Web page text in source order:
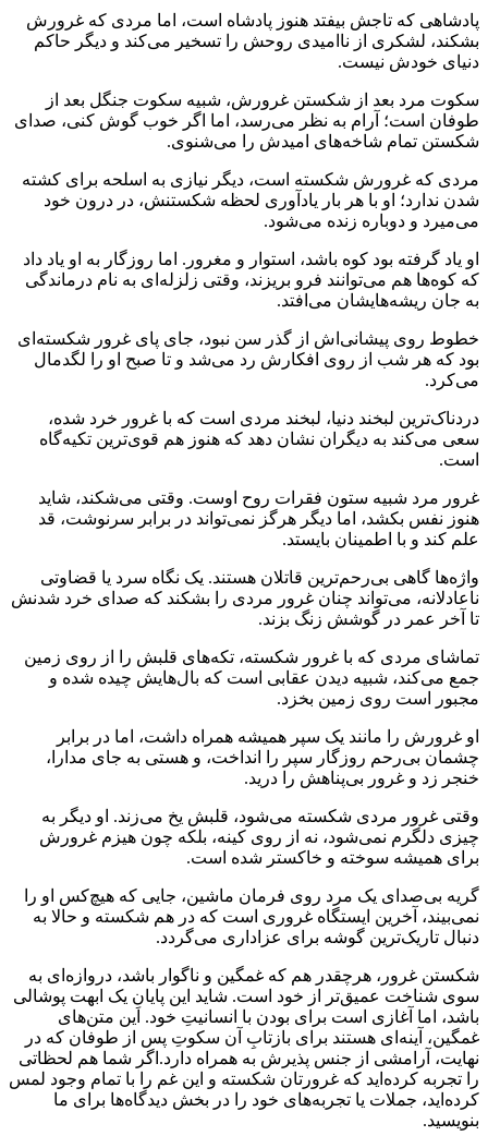
پادشاهی که تاجش بیفتد هنوز پادشاه است، اما مردی که غرورش
بشکند، لشکری از ناامیدی روحش را تسخیر می‌کند و دیگر حاکم
دنیای خودش نیست.
سکوت مرد بعد از شکستن غرورش، شبیه سکوت جنگل بعد از
طوفان است؛ آرام به نظر می‌رسد، اما اگر خوب گوش کنی، صدای
شکستن تمام شاخه‌های امیدش را می‌شنوی.
مردی که غرورش شکسته است، دیگر نیازی به اسلحه برای کشته
شدن ندارد؛ او با هر بار یادآوری لحظه شکستنش، در درون خود
می‌میرد و دوباره زنده می‌شود.
او یاد گرفته بود کوه باشد، استوار و مغرور. اما روزگار به او یاد داد
که کوه‌ها هم می‌توانند فرو بریزند، وقتی زلزله‌ای به نام درماندگی
به جان ریشه‌هایشان می‌افتد.
خطوط روی پیشانی‌اش از گذر سن نبود، جای پای غرور شکسته‌ای
بود که هر شب از روی افکارش رد می‌شد و تا صبح او را لگدمال
می‌کرد.
دردناک‌ترین لبخند دنیا، لبخند مردی است که با غرور خرد شده،
سعی می‌کند به دیگران نشان دهد که هنوز هم قوی‌ترین تکیه‌گاه
است.
غرور مرد شبیه ستون فقرات روح اوست. وقتی می‌شکند، شاید
هنوز نفس بکشد، اما دیگر هرگز نمی‌تواند در برابر سرنوشت، قد
علم کند و با اطمینان بایستد.
واژه‌ها گاهی بی‌رحم‌ترین قاتلان هستند. یک نگاه سرد یا قضاوتی
ناعادلانه، می‌تواند چنان غرور مردی را بشکند که صدای خرد شدنش
تا آخر عمر در گوشش زنگ بزند.
تماشای مردی که با غرور شکسته، تکه‌های قلبش را از روی زمین
جمع می‌کند، شبیه دیدن عقابی است که بال‌هایش چیده شده و
مجبور است روی زمین بخزد.
او غرورش را مانند یک سپر همیشه همراه داشت، اما در برابر
چشمان بی‌رحم روزگار سپر را انداخت، و هستی به جای مدارا،
خنجر زد و غرور بی‌پناهش را درید.
وقتی غرور مردی شکسته می‌شود، قلبش یخ می‌زند. او دیگر به
چیزی دلگرم نمی‌شود، نه از روی کینه، بلکه چون هیزم غرورش
برای همیشه سوخته و خاکستر شده است.
گریه بی‌صدای یک مرد روی فرمان ماشین، جایی که هیچ‌کس او را
نمی‌بیند، آخرین ایستگاه غروری است که در هم شکسته و حالا به
دنبال تاریک‌ترین گوشه برای عزاداری می‌گردد.
شکستن غرور، هرچقدر هم که غمگین و ناگوار باشد، دروازه‌ای به
سوی شناخت عمیق‌تر از خود است. شاید این پایانِ یک ابهت پوشالی
باشد، اما آغازی است برای بودن با انسانیتِ خود. این متن‌های
غمگین، آینه‌ای هستند برای بازتابِ آن سکوتِ پس از طوفان که در
نهایت، آرامشی از جنس پذیرش به همراه دارد.اگر شما هم لحظاتی
را تجربه کرده‌اید که غرورتان شکسته و این غم را با تمام وجود لمس
کرده‌اید، جملات یا تجربه‌های خود را در بخش دیدگاه‌ها برای ما
بنویسید.